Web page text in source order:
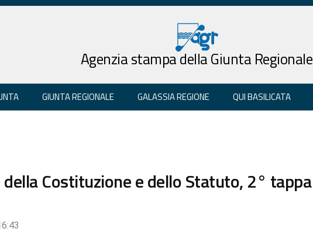
Agenzia stampa della Giunta Regionale
GIUNTA REGIONALE GALASSIA REGIONE QUI BASILICATA
Costituzione e dello Statuto, 2° tappa